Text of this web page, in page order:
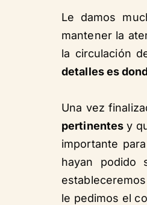
Le damos
mantener la
la circulación
detalles es
Una vez
pertinentes y
importante
hayan podido
le pedimos el